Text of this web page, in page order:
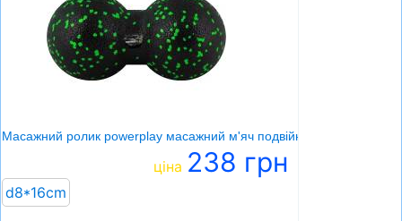
Масажний ролик powerplay масажний м'яч подвійний
ціна 238 грн
d8*16cm